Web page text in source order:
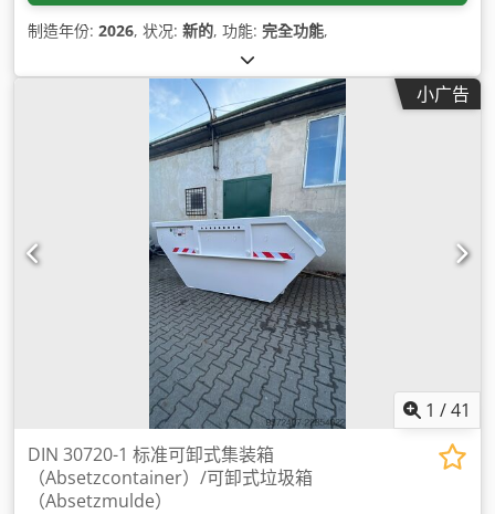
制造年份: 2026, 状况: 新的, 功能: 完全功能,
小广告
1 /41
DIN 30720-1 标准可卸式集装箱
（Absetzcontainer）/可卸式垃圾箱
（Absetzmulde）